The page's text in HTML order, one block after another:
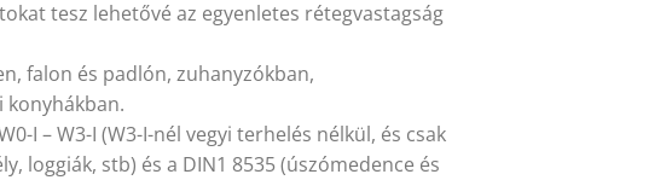
tesz lehetővé az egyenletes rétegvastagság
falon és padlón, zuhanyzókban,
konyhákban.
I – W3-I (W3-I-nél vegyi terhelés nélkül, és csak
loggiák, stb) és a DIN1 8535 (úszómedence és